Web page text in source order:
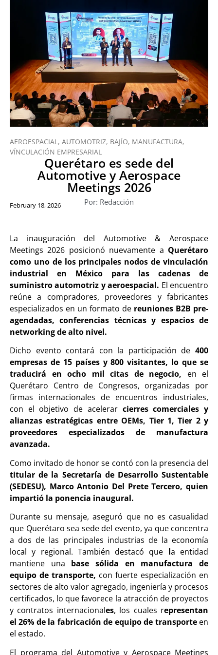
AEROESPACIAL, AUTOMOTRIZ, BAJÍO, MANUFACTURA,
VÍNCULACIÓN EMPRESARIAL
Querétaro es sede del
Automotive y Aerospace
Meetings 2026
Por: Redacción
February 18, 2026
La inauguración del Automotive & Aerospace
Meetings 2026 posicionó nuevamente a Querétaro
como uno de los principales nodos de vinculación
industrial en México para las cadenas de
suministro automotriz y aeroespacial. El encuentro
reúne a compradores, proveedores y fabricantes
especializados en un formato de reuniones B2B pre-
agendadas, conferencias técnicas y espacios de
networking de alto nivel.
Dicho evento contará con la participación de 400
empresas de 15 países y 800 visitantes, lo que se
traducirá en ocho mil citas de negocio, en el
Querétaro Centro de Congresos, organizadas por
firmas internacionales de encuentros industriales,
con el objetivo de acelerar cierres comerciales y
alianzas estratégicas entre OEMs, Tier 1, Tier 2 y
proveedores especializados de manufactura
avanzada.
Como invitado de honor se contó con la presencia del
titular de la Secretaría de Desarrollo Sustentable
(SEDESU), Marco Antonio Del Prete Tercero, quien
impartió la ponencia inaugural.
Durante su mensaje, aseguró que no es casualidad
que Querétaro sea sede del evento, ya que concentra
a dos de las principales industrias de la economía
local y regional. También destacó que la entidad
mantiene una base sólida en manufactura de
equipo de transporte, con fuerte especialización en
sectores de alto valor agregado, ingeniería y procesos
certificados, lo que favorece la atracción de proyectos
y contratos internacionales, los cuales representan
el 26% de la fabricación de equipo de transporte en
el estado.
El programa del Automotive y Aerospace Meetings